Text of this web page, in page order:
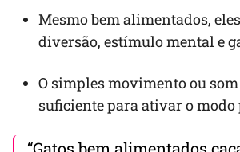
Mesmo bem alimentados,
diversão, estímulo mental e
O simples movimento ou som
suficiente para ativar o modo